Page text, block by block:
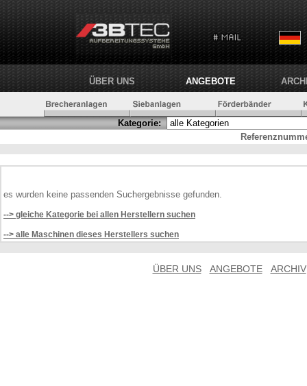
ÜBER UNS ANGEBOTE
Kategorie:
es wurden keine passenden Suchergebnisse gefunden.
--> gleiche Kategorie bei allen Herstellern suchen
--> alle Maschinen dieses Herstellers suchen
ÜBER UNS ANGEBOTE ARCHIV